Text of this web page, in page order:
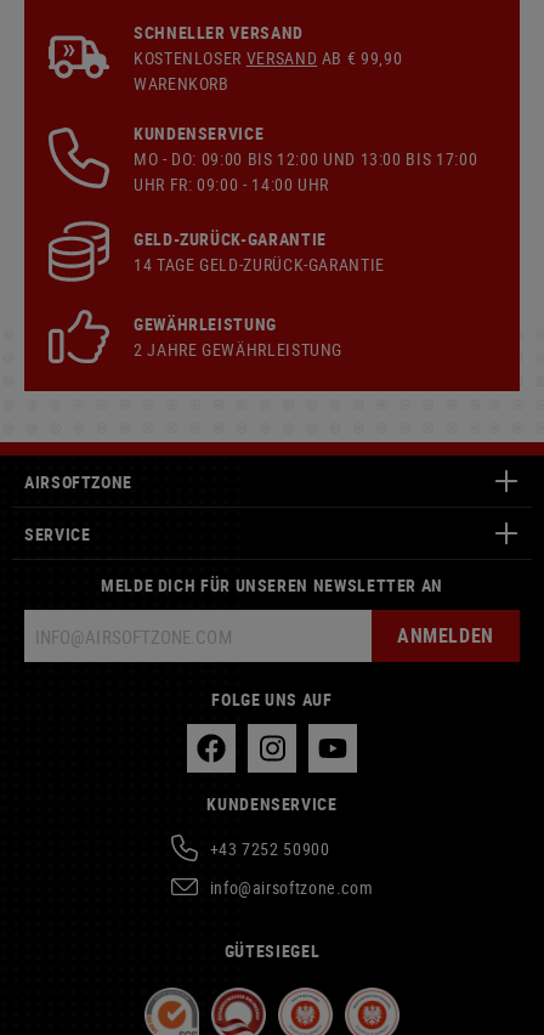
SCHNELLER VERSAND
KOSTENLOSER VERSAND AB € 99,90
WARENKORB
KUNDENSERVICE
MO - DO: 09:00 BIS 12:00 UND 13:00 BIS 17:00
UHR FR: 09:00 - 14:00 UHR
GELD-ZURÜCK-GARANTIE
14 TAGE GELD-ZURÜCK-GARANTIE
GEWÄHRLEISTUNG
2 JAHRE GEWÄHRLEISTUNG
AIRSOFTZONE
SERVICE
MELDE DICH FÜR UNSEREN NEWSLETTER AN
ANMELDEN
FOLGE UNS AUF
KUNDENSERVICE
+43 7252 50900
info@airsoftzone.com
GÜTESIEGEL